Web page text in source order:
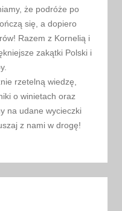
że podróże po
się, a dopiero
Razem z Kornelią i
zakątki Polski i
rzetelną wiedzę,
o winietach oraz
na udane wycieczki
z nami w drogę!